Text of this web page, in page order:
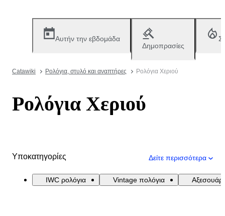
Αυτήν την εβδομάδα
Δημοπρασίες
Catawiki Ρολόγια, στυλό και αναπτήρες Ρολόγια Χεριού
Ρολόγια Χεριού
Υποκατηγορίες Δείτε περισσότερα
IWC ρολόγια Vintage πολόγια Αξεσουάρ